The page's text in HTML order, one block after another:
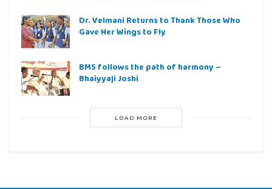
Dr. Velmani Returns to Thank Those Who
Gave Her Wings to Fly
BMS follows the path of harmony –
Bhaiyyaji Joshi
LOAD MORE